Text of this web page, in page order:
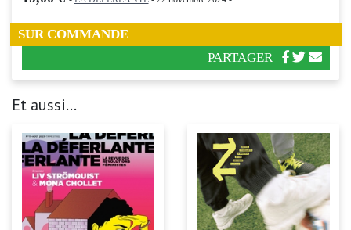
SUR COMMANDE
PARTAGER
Et aussi...